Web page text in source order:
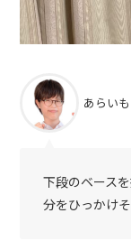
あらい
下段のベース
分をひっかけ